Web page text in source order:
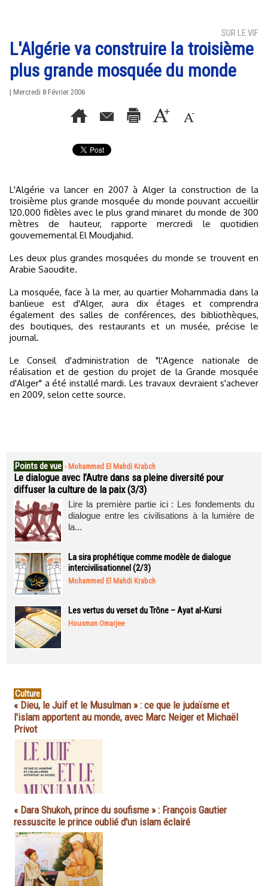
SUR LE VIF
L'Algérie va construire la troisième
plus grande mosquée du monde
| Mercredi 8 Février 2006
L'Algérie va lancer en 2007 à Alger la construction de la
troisième plus grande mosquée du monde pouvant accueillir
120.000 fidèles avec le plus grand minaret du monde de 300
mètres de hauteur, rapporte mercredi le quotidien
gouvernemental El Moudjahid.
Les deux plus grandes mosquées du monde se trouvent en
Arabie Saoudite.
La mosquée, face à la mer, au quartier Mohammadia dans la
banlieue est d'Alger, aura dix étages et comprendra
également des salles de conférences, des bibliothèques,
des boutiques, des restaurants et un musée, précise le
journal.
Le Conseil d'administration de "l'Agence nationale de
réalisation et de gestion du projet de la Grande mosquée
d'Alger" a été installé mardi. Les travaux devraient s'achever
en 2009, selon cette source.
Points de vue - Mohammed El Mahdi Krabch
Le dialogue avec l’Autre dans sa pleine diversité pour
diffuser la culture de la paix (3/3)
Lire la première partie ici : Les fondements du
dialogue entre les civilisations à la lumière de
la...
La sira prophétique comme modèle de dialogue
intercivilisationnel (2/3)
Mohammed El Mahdi Krabch
Les vertus du verset du Trône – Ayat al-Kursi
Housman Omarjee
Culture
« Dieu, le Juif et le Musulman » : ce que le judaïsme et
l'islam apportent au monde, avec Marc Neiger et Michaël
Privot
« Dara Shukoh, prince du soufisme » : François Gautier
ressuscite le prince oublié d'un islam éclairé